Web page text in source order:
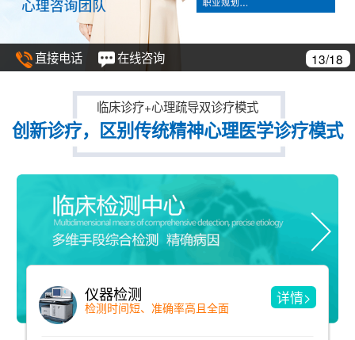
直接电话 在线咨询 13/18
临床诊疗+心理疏导双诊疗模式
创新诊疗，区别传统精神心理医学诊疗模式
仪器检测
检测时间短、准确率高且全面
详情>